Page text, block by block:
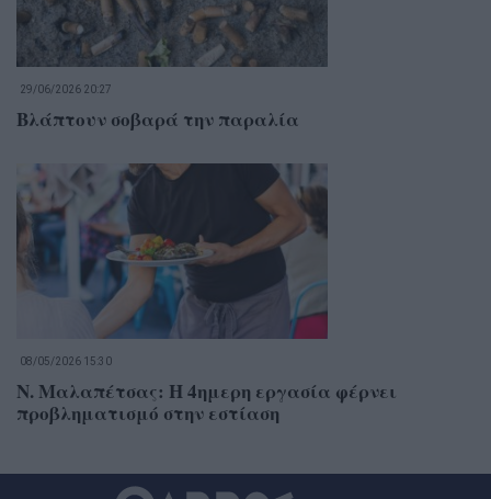
29/06/2026 20:27
Βλάπτουν σοβαρά την παραλία
08/05/2026 15:30
Ν. Μαλαπέτσας: Η 4ημερη εργασία φέρνει
προβληματισμό στην εστίαση